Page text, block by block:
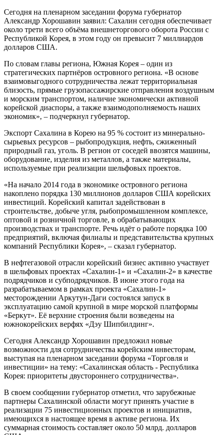
Сегодня на пленарном заседании форума губернатор
Александр Хорошавин заявил: Сахалин сегодня обеспечивает
около трети всего объёма внешнеторгового оборота России с
Республикой Корея, в этом году он превысит 7 миллиардов
долларов США.
По словам главы региона, Южная Корея – один из
стратегических партнёров островного региона. «В основе
взаимовыгодного сотрудничества лежат территориальная
близость, прямые грузопассажирские отправления воздушным
и морским транспортом, наличие экономически активной
корейской диаспоры, а также взаимодополняемость наших
экономик», – подчеркнул губернатор.
Экспорт Сахалина в Корею на 95 % состоит из минерально-
сырьевых ресурсов – рыбопродукция, нефть, сжиженный
природный газ, уголь. В регион от соседей ввозятся машины,
оборудование, изделия из металлов, а также материалы,
используемые при реализации шельфовых проектов.
«На начало 2014 года в экономике островного региона
накоплено порядка 130 миллионов долларов США корейских
инвестиций. Корейский капитал задействован в
строительстве, добыче угля, рыбопромышленном комплексе,
оптовой и розничной торговле, в обрабатывающих
производствах и транспорте. Речь идёт о работе порядка 100
предприятий, включая филиалы и представительства крупных
компаний Республики Корея», – сказал губернатор.
В нефтегазовой отрасли корейский бизнес активно участвует
в шельфовых проектах «Сахалин-1» и «Сахалин-2» в качестве
подрядчиков и субподрядчиков. В июне этого года на
разрабатываемом в рамках проекта «Сахалин-1»
месторождении Аркутун-Даги состоялся запуск в
эксплуатацию самой крупной в мире морской платформы
«Беркут». Её верхние строения были возведены на
южнокорейских верфях «Дэу Шипбилдинг».
Сегодня Александр Хорошавин предложил новые
возможности для сотрудничества корейским инвесторам,
выступая на пленарном заседании форума «Торговля и
инвестиции» на тему: «Сахалинская область - Республика
Корея: приоритеты двустороннего сотрудничества».
В своем сообщении губернатор отметил, что зарубежные
партнеры Сахалинской области могут принять участие в
реализации 75 инвестиционных проектов и инициатив,
имеющихся в настоящее время в активе региона. Их
суммарная стоимость составляет около 50 млрд. долларов